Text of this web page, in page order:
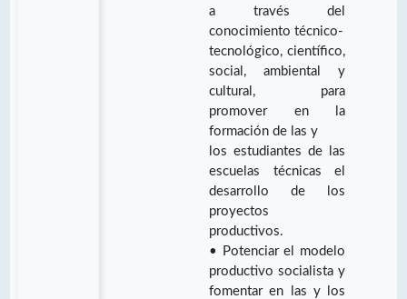
a través del
conocimiento técnico-
tecnológico, científico,
social, ambiental y
cultural, para
promover en la
formación de las y
los estudiantes de las
escuelas técnicas el
desarrollo de los
proyectos
productivos.
• Potenciar el modelo
productivo socialista y
fomentar en las y los